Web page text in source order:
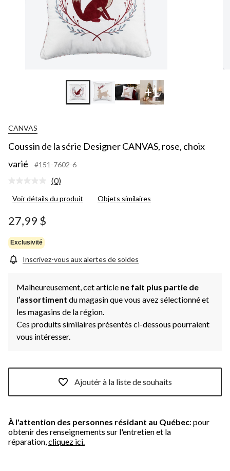
+1
CANVAS
Coussin de la série Designer CANVAS, rose, choix
varié
#151-7602-6
Aucune
pour
page.
(0)
Voir détails du produit Objets similaires
27,99 $
Exclusivité
Inscrivez-vous aux alertes de soldes
Malheureusement, cet article ne fait plus partie de
l’assortiment du magasin que vous avez sélectionné et
les magasins de la région.
Ces produits similaires présentés ci-dessous pourraient
vous intéresser.
Ajoutér à la liste de souhaits
À l'attention des personnes résidant au Québec: pour
obtenir des renseignements sur l'entretien et la
réparation, cliquez ici.